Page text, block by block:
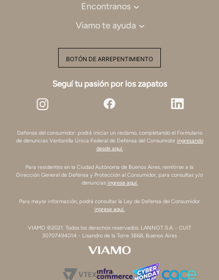
Encontranos
Viamo te ayuda
BOTÓN DE ARREPENTIMIENTO
Seguí tu pasión por los zapatos
Defensa del consumidor: podrá iniciar un reclamo, completando el Formulario
de denuncias Ventanilla Única Federal de Defensa del Consumidor ingresando
desde aquí.
Para residentes en la Ciudad Autónoma de Buenos Aires, remitirse a la
Dirección General de Defensa y Protección al Consumidor, para consultas y/o
denuncias ingrese aquí.
Para mayor información, podrá consultar la Ley de Defensa del Consumidor
ingrese aquí.
VIAMO ©2021. Todos los derechos reservados. LANNOT S.A. - CUIT
30707494014 - Lisandro de la Torre 3868, Buenos Aires